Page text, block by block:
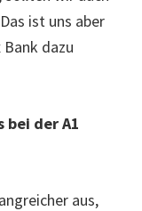
ist uns aber
dazu
bei der A1
aus,